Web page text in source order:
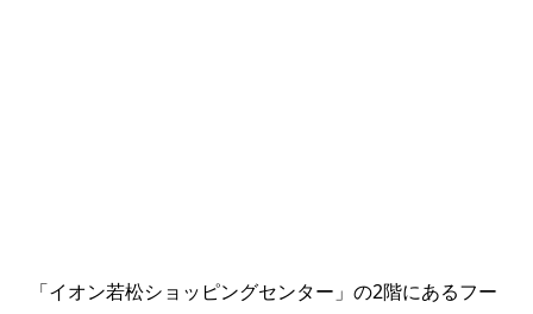
「イオン若松ショッピングセンター」の2階にあるフー